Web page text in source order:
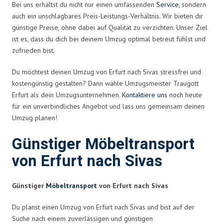
Bei uns erhältst du nicht nur einen umfassenden Service, sondern
auch ein unschlagbares Preis-Leistungs-Verhältnis. Wir bieten dir
günstige Preise, ohne dabei auf Qualität zu verzichten. Unser Ziel
ist es, dass du dich bei deinem Umzug optimal betreut fühlst und
zufrieden bist.
Du möchtest deinen Umzug von Erfurt nach Sivas stressfrei und
kostengünstig gestalten? Dann wähle Umzugsmeister Traugott
Erfurt als dein Umzugsunternehmen. Kontaktiere uns noch heute
für ein unverbindliches Angebot und lass uns gemeinsam deinen
Umzug planen!
Günstiger Möbeltransport
von Erfurt nach Sivas
Günstiger Möbeltransport von Erfurt nach Sivas
Du planst einen Umzug von Erfurt nach Sivas und bist auf der
Suche nach einem zuverlässigen und günstigen